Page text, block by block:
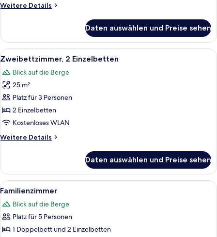
Weitere Details
Weitere
1 Einzelbett
Daten auswählen und Preise sehen
Alle
Fotos
für
Zweibettzimmer,
2 Einzelbetten
anzeigen
Ein modernes Hotelzimmer mit
8
Zweibettzimmer, 2 Einzelbetten
Blick auf die Berge
25 m²
Platz für 3 Personen
2 Einzelbetten
Kostenloses WLAN
Weitere Details
Weitere
2 Einzelbetten
Daten auswählen und Preise sehen
Alle
Fotos
für
Familienzimmer
anzeigen
Familienzimmer |
13
Familienzimmer
Blick auf die Berge
Platz für 5 Personen
1 Doppelbett und 2 Einzelbetten